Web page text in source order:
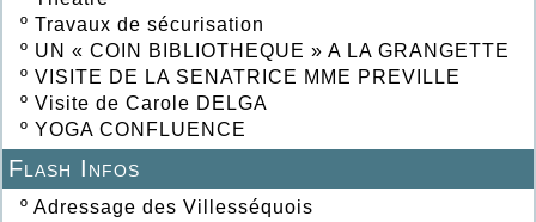
º Travaux de sécurisation
º UN « COIN BIBLIOTHEQUE » A LA GRANGETTE
º VISITE DE LA SENATRICE MME PREVILLE
º Visite de Carole DELGA
º YOGA CONFLUENCE
Flash Infos
º Adressage des Villesséquois